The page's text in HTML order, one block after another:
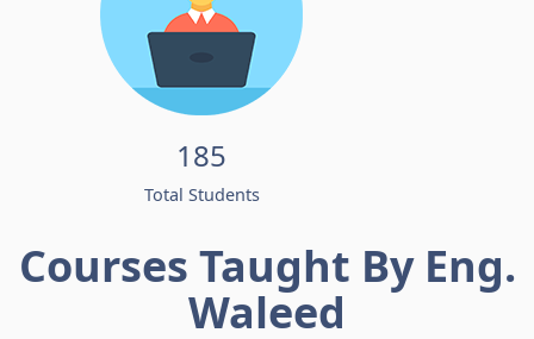
185
Total Students
Courses Taught By Eng.
Waleed